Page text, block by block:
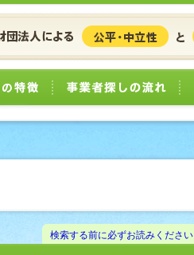
検索する前に必ずお読みください